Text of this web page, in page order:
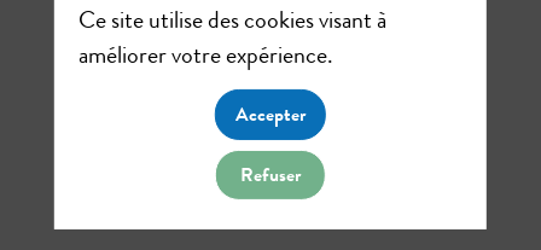
Ce site utilise des cookies visant à
améliorer votre expérience.
Accepter
Refuser